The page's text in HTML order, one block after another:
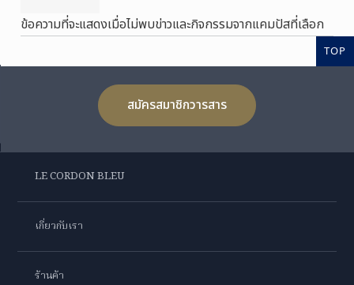
ข้อความที่จะแสดงเมื่อไม่พบข่าวและกิจกรรมจากแคมปัสที่เลือก
TOP
สมัครสมาชิกวารสาร
LE CORDON BLEU
เกี่ยวกับเรา
ร้านค้า